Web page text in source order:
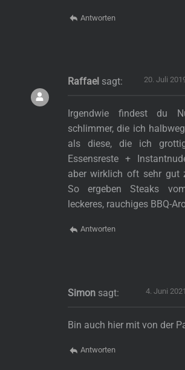
Antworten
Raffael sagt: 20. Juli
Irgendwie findest du
schlimmer, die ich
als diese, die ich
Essensreste +
aber wirklich oft sehr gut
So ergeben Steaks
leckeres, rauchiges BBQ-
Antworten
Simon sagt: 4. Juni
Bin auch hier mit von der
Antworten